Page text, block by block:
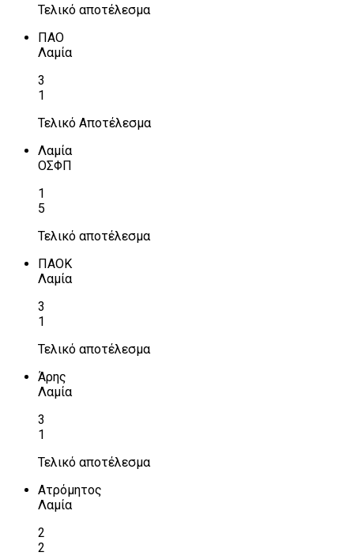
Τελικό αποτέλεσμα
ΠΑΟ
Λαμία
3
1
Τελικό Αποτέλεσμα
Λαμία
ΟΣΦΠ
1
5
Τελικό αποτέλεσμα
ΠΑΟΚ
Λαμία
3
1
Τελικό αποτέλεσμα
Άρης
Λαμία
3
1
Τελικό αποτέλεσμα
Ατρόμητος
Λαμία
2
2